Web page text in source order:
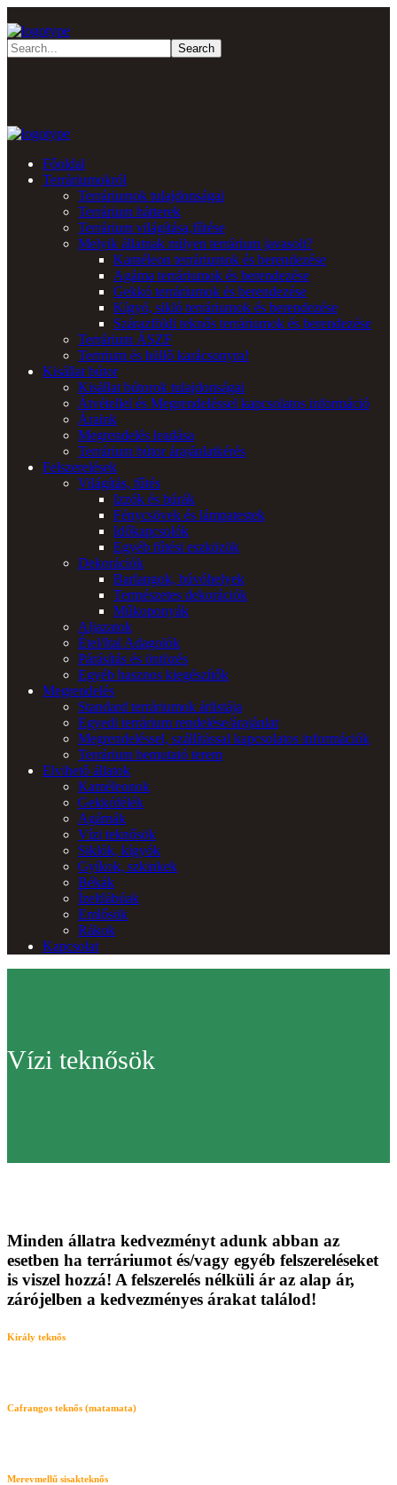
Főoldal
Terráriumokról
Terráriumok tulajdonságai
Terrárium hátterek
Terrárium világítása,fűtése
Melyik állatnak milyen terrárium javasolt?
Kaméleon terráriumok és berendezése
Agáma terráriumok és berendezése
Gekkó terráriumok és berendezése
Kígyó, sikló terráriumok és berendezése
Szárazföldi teknős terráriumok és berendezése
Terrárium ÁSZF
Terrrium és hüllő karácsonyra!
Kisállat bútor
Kisállat bútorok tulajdonságai
Átvétellel és Megrendeléssel kapcsolatos információ
Áraink
Megrendelés leadása
Terrárium bútor árajánlatkérés
Felszerelések
Világítás, fűtés
Izzók és búrák
Fénycsövek és lámpatestek
Időkapcsolók
Egyéb fűtési eszközök
Dekorációk
Barlangok, búvóhelyek
Természetes dekorációk
Műkoponyák
Aljazatok
Étel/Ital Adagolók
Párásítás és öntözés
Egyéb hasznos kiegészítők
Megrendelés
Standard terráriumok árlistája
Egyedi terrárium rendelése/árajánlat
Megrendeléssel, szállítással kapcsolatos információk
Terrárium bemutató terem
Elvihető állatok
Kaméleonok
Gekkófélék
Agámák
Vízi teknősök
Siklók, kígyók
Gyíkok, szkinkek
Békák
Ízeltlábúak
Emlősök
Rákok
Kapcsolat
Vízi teknősök
Minden állatra kedvezményt adunk abban az
esetben ha terráriumot és/vagy egyéb felszereléseket
is viszel hozzá! A felszerelés nélküli ár az alap ár,
zárójelben a kedvezményes árakat találod!
Király teknős
Cafrangos teknős (matamata)
Merevmellű sisakteknős